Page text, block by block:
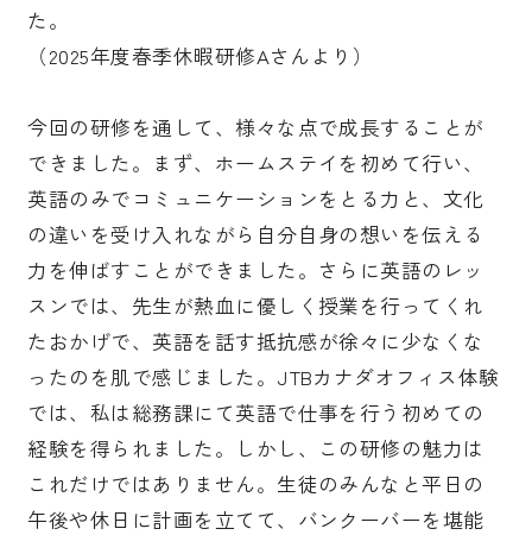
た。
（2025年度春季休暇研修Aさんより）
今回の研修を通して、様々な点で成長することが
できました。まず、ホームステイを初めて行い、
英語のみでコミュニケーションをとる力と、文化
の違いを受け入れながら自分自身の想いを伝える
力を伸ばすことができました。さらに英語のレッ
スンでは、先生が熱血に優しく授業を行ってくれ
たおかげで、英語を話す抵抗感が徐々に少なくな
ったのを肌で感じました。JTBカナダオフィス体験
では、私は総務課にて英語で仕事を行う初めての
経験を得られました。しかし、この研修の魅力は
これだけではありません。生徒のみんなと平日の
午後や休日に計画を立てて、バンクーバーを堪能